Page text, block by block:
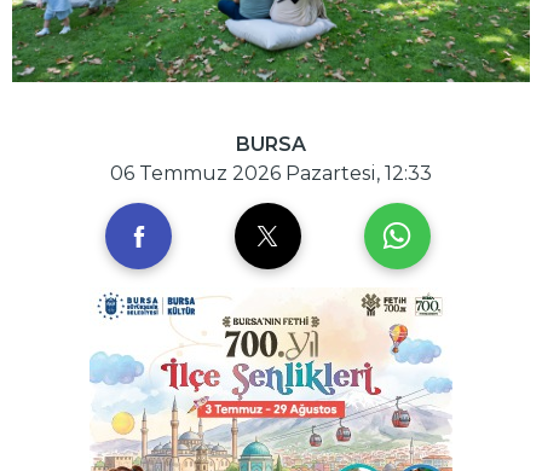
BURSA
06 Temmuz 2026 Pazartesi, 12:33